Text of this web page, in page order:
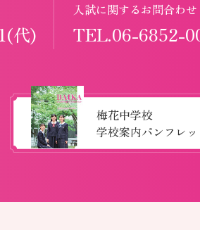
代)
入試に関するお問合わせ
TEL.06-6852-
梅花中学校
学校案内パンフレッ